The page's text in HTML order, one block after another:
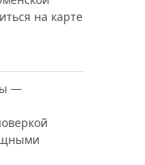
на карте
—